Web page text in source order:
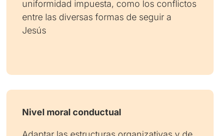
uniformidad impuesta, como los conflictos
entre las diversas formas de seguir a
Jesús
Nivel moral conductual